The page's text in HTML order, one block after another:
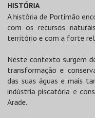
HISTÓRIA
A história de Portimão
com os recursos
território e com a forte
Neste contexto surgem
transformação e
das suas águas e mais
indústria piscatória e
Arade.